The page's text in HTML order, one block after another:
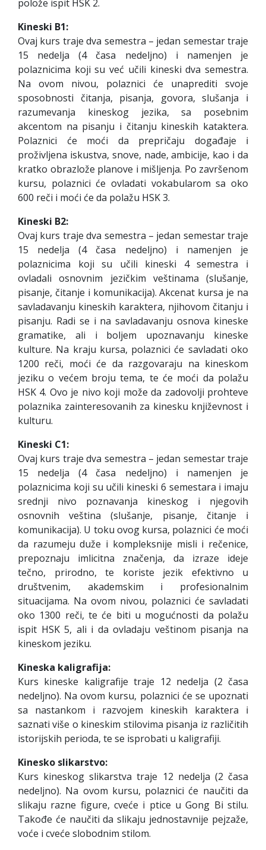
polože ispit HSK 2.
Kineski B1:
Ovaj kurs traje dva semestra – jedan semestar traje
15 nedelja (4 časa nedeljno) i namenjen je
polaznicima koji su već učili kineski dva semestra.
Na ovom nivou, polaznici će unaprediti svoje
sposobnosti čitanja, pisanja, govora, slušanja i
razumevanja kineskog jezika, sa posebnim
akcentom na pisanju i čitanju kineskih kataktera.
Polaznici će moći da prepričaju događaje i
proživljena iskustva, snove, nade, ambicije, kao i da
kratko obrazlože planove i mišljenja. Po završenom
kursu, polaznici će ovladati vokabularom sa oko
600 reči i moći će da polažu HSK 3.
Kineski B2:
Ovaj kurs traje dva semestra – jedan semestar traje
15 nedelja (4 časa nedeljno) i namenjen je
polaznicima koji su učili kineski 4 semestra i
ovladali osnovnim jezičkim veštinama (slušanje,
pisanje, čitanje i komunikacija). Akcenat kursa je na
savladavanju kineskih karaktera, njihovom čitanju i
pisanju. Radi se i na savladavanju osnova kineske
gramatike, ali i boljem upoznavanju kineske
kulture. Na kraju kursa, polaznici će savladati oko
1200 reči, moći će da razgovaraju na kineskom
jeziku o većem broju tema, te će moći da polažu
HSK 4. Ovo je nivo koji može da zadovolji prohteve
polaznika zainteresovanih za kinesku književnost i
kulturu.
Kineski C1:
Ovaj kurs traje dva semestra – jedan semestar traje
15 nedelja (4 časa nedeljno) i namenjen je
polaznicima koji su učili kineski 6 semestara i imaju
srednji nivo poznavanja kineskog i njegovih
osnovnih veština (slušanje, pisanje, čitanje i
komunikacija). U toku ovog kursa, polaznici će moći
da razumeju duže i kompleksnije misli i rečenice,
prepoznaju imlicitna značenja, da izraze ideje
tečno, prirodno, te koriste jezik efektivno u
društvenim, akademskim i profesionalnim
situacijama. Na ovom nivou, polaznici će savladati
oko 1300 reči, te će biti u mogućnosti da polažu
ispit HSK 5, ali i da ovladaju veštinom pisanja na
kineskom jeziku.
Kineska kaligrafija:
Kurs kineske kaligrafije traje 12 nedelja (2 časa
nedeljno). Na ovom kursu, polaznici će se upoznati
sa nastankom i razvojem kineskih karaktera i
saznati više o kineskim stilovima pisanja iz različitih
istorijskih perioda, te se isprobati u kaligrafiji.
Kinesko slikarstvo:
Kurs kineskog slikarstva traje 12 nedelja (2 časa
nedeljno). Na ovom kursu, polaznici će naučiti da
slikaju razne figure, cveće i ptice u Gong Bi stilu.
Takođe će naučiti da slikaju jednostavnije pejzaže,
voće i cveće slobodnim stilom.